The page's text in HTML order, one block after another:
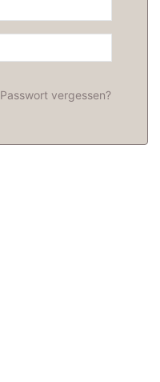
Passwort vergessen?